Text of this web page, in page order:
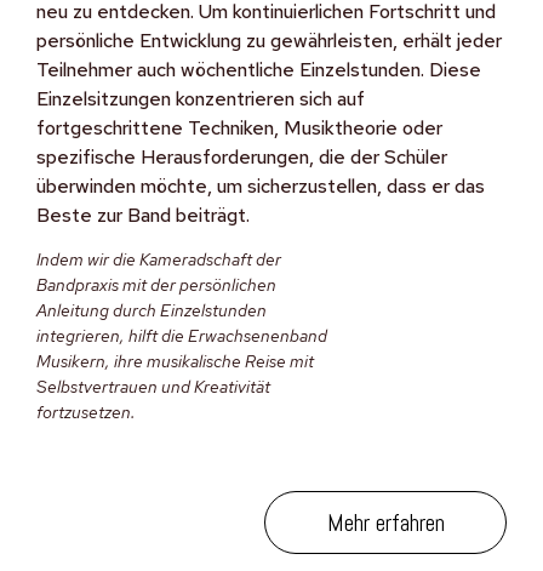
neu zu entdecken. Um kontinuierlichen Fortschritt und
persönliche Entwicklung zu gewährleisten, erhält jeder
Teilnehmer auch wöchentliche Einzelstunden. Diese
Einzelsitzungen konzentrieren sich auf
fortgeschrittene Techniken, Musiktheorie oder
spezifische Herausforderungen, die der Schüler
überwinden möchte, um sicherzustellen, dass er das
Beste zur Band beiträgt.
Indem wir die Kameradschaft der
Bandpraxis mit der persönlichen
Anleitung durch Einzelstunden
integrieren, hilft die Erwachsenenband
Musikern, ihre musikalische Reise mit
Selbstvertrauen und Kreativität
fortzusetzen.
Mehr erfahren